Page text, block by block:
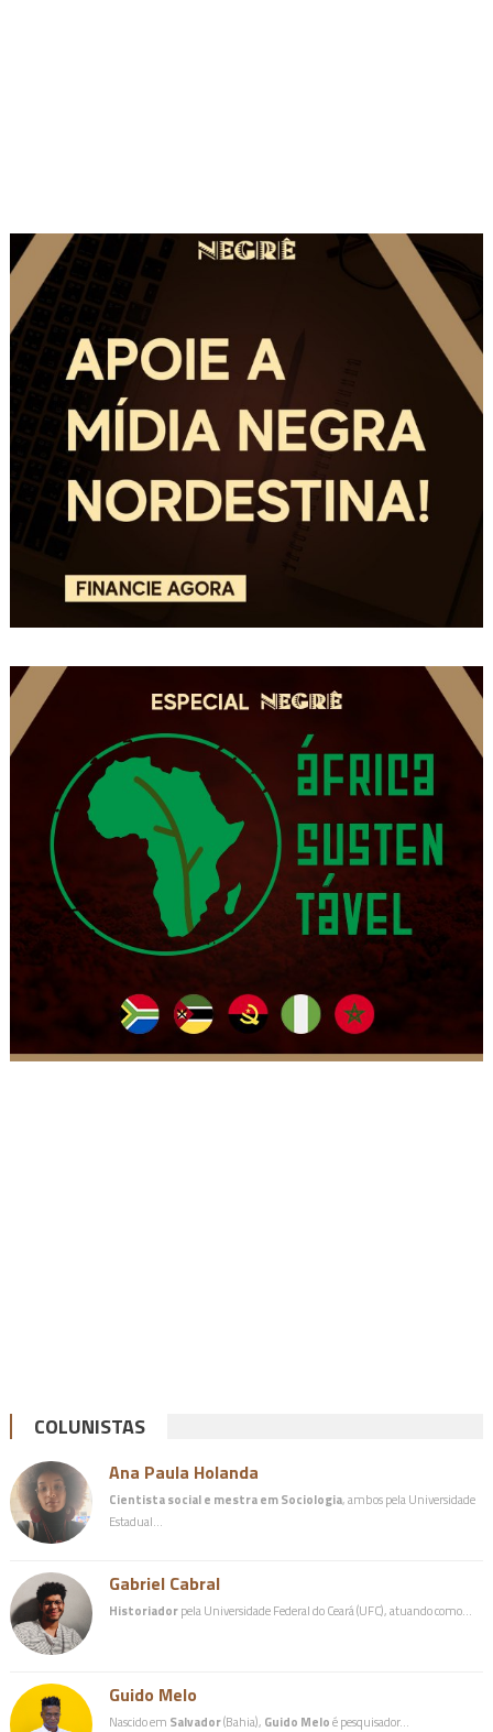
COLUNISTAS
Ana Paula Holanda
Cientista social e mestra em Sociologia, ambos pela Universidade
Estadual…
Gabriel Cabral
Historiadorpela Universidade Federal do Ceará (UFC), atuando como…
Guido Melo
Nascido em Salvador(Bahia), Guido Meloé pesquisador…